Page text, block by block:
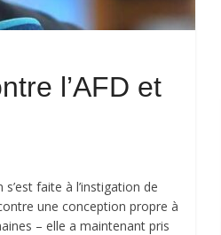
l’AFD et
faite à l’instigation de
une conception propre à
– elle a maintenant pris